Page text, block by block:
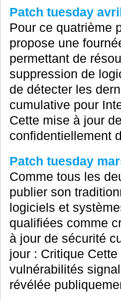
Patch tuesday
Pour ce quatrième
propose une
permettant de
suppression de
de détecter les
cumulative pour
Cette mise à jour
confidentiellement
Patch tuesday
Comme tous les
publier son
logiciels et
qualifiées comme
à jour de sécurité
jour : Critique
vulnérabilités
révélée